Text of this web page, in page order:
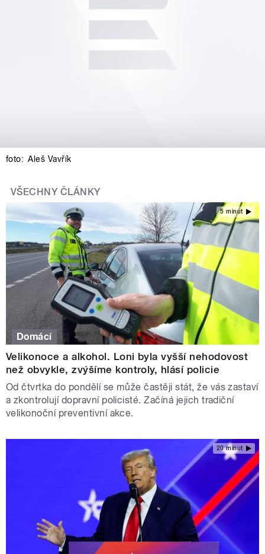
foto: Aleš Vavřík
VŠECHNY ČLÁNKY
5 minut
Domácí
Velikonoce a alkohol. Loni byla vyšší nehodovost
než obvykle, zvýšíme kontroly, hlásí policie
Od čtvrtka do pondělí se může častěji stát, že vás zastaví
a zkontrolují dopravní policisté. Začíná jejich tradiční
velikonoční preventivní akce.
20 minut